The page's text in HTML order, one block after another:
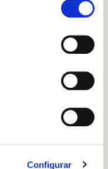
en el navegador.
navegar en
que aún
analytics, Google
Configurar